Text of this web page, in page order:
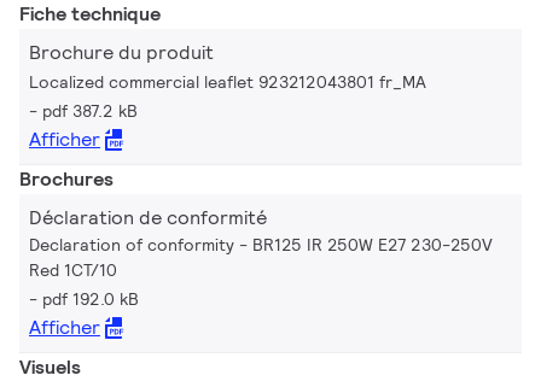
Fiche technique
Brochure du produit
Localized commercial leaflet 923212043801 fr_MA
pdf 387.2 kB
Afficher
Brochures
Déclaration de conformité
Declaration of conformity - BR125 IR 250W E27 230-250V
Red 1CT/10
pdf 192.0 kB
Afficher
Visuels